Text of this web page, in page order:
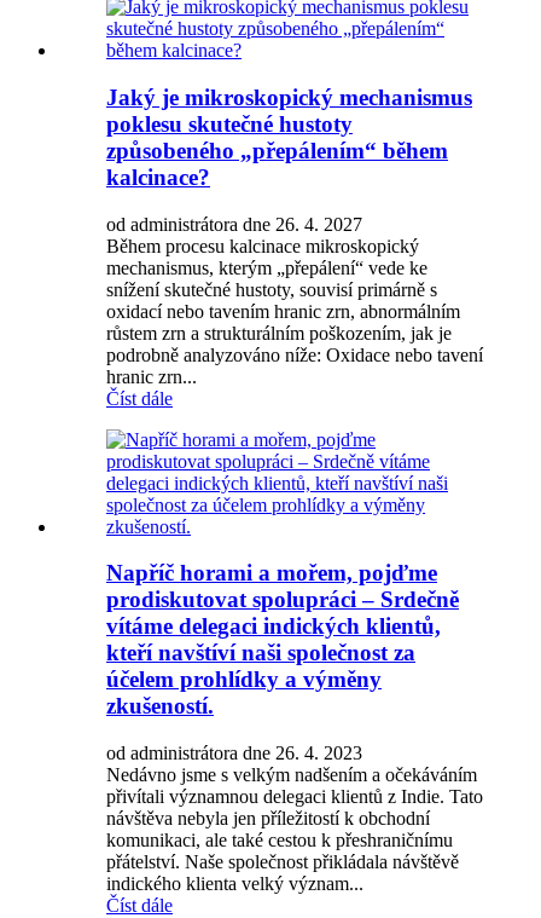
Jaký je mikroskopický mechanismus
poklesu skutečné hustoty
způsobeného „přepálením“ během
kalcinace?
od administrátora dne 26. 4. 2027
Během procesu kalcinace mikroskopický
mechanismus, kterým „přepálení“ vede ke
snížení skutečné hustoty, souvisí primárně s
oxidací nebo tavením hranic zrn, abnormálním
růstem zrn a strukturálním poškozením, jak je
podrobně analyzováno níže: Oxidace nebo tavení
hranic zrn...
Číst dále
Napříč horami a mořem, pojďme
prodiskutovat spolupráci – Srdečně
vítáme delegaci indických klientů,
kteří navštíví naši společnost za
účelem prohlídky a výměny
zkušeností.
od administrátora dne 26. 4. 2023
Nedávno jsme s velkým nadšením a očekáváním
přivítali významnou delegaci klientů z Indie. Tato
návštěva nebyla jen příležitostí k obchodní
komunikaci, ale také cestou k přeshraničnímu
přátelství. Naše společnost přikládala návštěvě
indického klienta velký význam...
Číst dále